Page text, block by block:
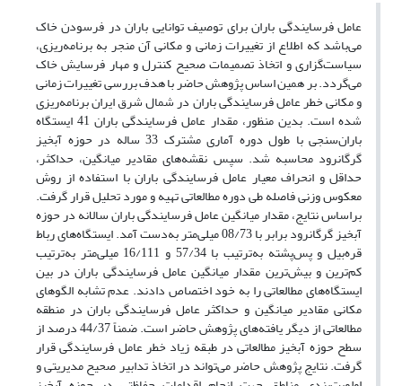
عامل فرسایندگی باران برای توصیف توانایی باران در فرسودن خاک
می‌باشد که اطلاع از تغییرات زمانی و مکانی آن منجر به برنامه‌ریزی،
سیاست‌گزاری و اتخاذ تصمیمات صحیح کنترل و مهار فرسایش خاک
می‌گردد. بر همین اساس پژوهش حاضر با هدف بررسی تغییرات زمانی
و مکانی خطر عامل فرسایندگی باران در شمال شرق ایران برنامه‌ریزی
شده است. بدین منظور، مقدار عامل فرسایندگی باران 41 ایستگاه
باران‌سنجی با طول دوره آماری مشترک 33 ساله در حوزه آبخیز
گرگانرود محاسبه شد. سپس نقشه‌های مقادیر میانگین، حداکثر،
حداقل و انحراف معیار عامل فرسایندگی باران با استفاده از روش
معکوس وزنی فاصله طی دوره مطالعاتی تهیه و مورد تحلیل قرار گرفت.
براساس نتایج، مقدار میانگین عامل فرسایندگی باران سالانه در حوزه
آبخیز گرگانرود برابر با 08/73 میلی‌متر به‌دست آمد. ایستگاه‌های رباط
قره‌بیل و پس‌پشته به‌ترتیب با 57/34 و 16/111 میلی‌متر به‌ترتیب
کم‌ترین و بیش‌ترین مقدار میانگین عامل فرسایندگی باران در بین
ایستگاه‌های مطالعاتی را به خود اختصاص دادند. عدم تشابه الگوهای
مکانی مقادیر میانگین و حداکثر عامل فرسایندگی باران در منطقه
مطالعاتی از دیگر یافته‌های پژوهش حاضر است. ضمناً 44/37 درصد از
سطح حوزه آبخیز مطالعاتی در طبقه زیاد خطر عامل فرسایندگی قرار
گرفت. نتایج پژوهش حاضر می‌تواند در اتخاذ تدابیر صحیح مدیریتی و